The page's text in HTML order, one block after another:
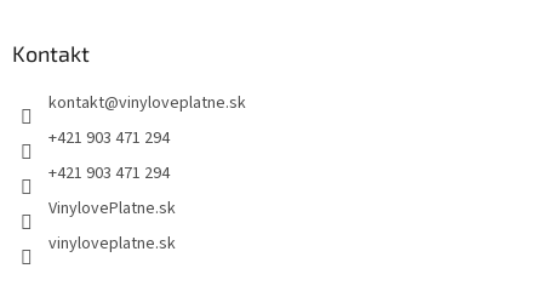
Kontakt
kontakt@vinyloveplatne.sk
+421 903 471 294
+421 903 471 294
VinylovePlatne.sk
vinyloveplatne.sk